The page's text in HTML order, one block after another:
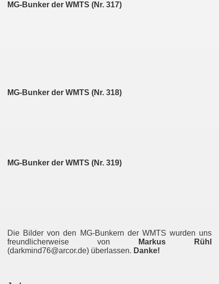
MG-Bunker der WMTS (Nr. 317)
MG-Bunker der WMTS (Nr. 318)
MG-Bunker der WMTS (Nr. 319)
Die Bilder von den MG-Bunkern der WMTS wurden uns
freundlicherweise von
Markus Rühl
(darkmind76@arcor.de) überlassen. Danke!